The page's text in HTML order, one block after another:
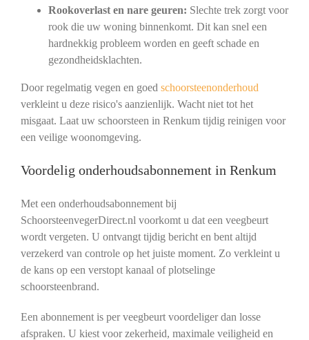
Rookoverlast en nare geuren: Slechte trek zorgt voor
rook die uw woning binnenkomt. Dit kan snel een
hardnekkig probleem worden en geeft schade en
gezondheidsklachten.
Door regelmatig vegen en goed schoorsteenonderhoud
verkleint u deze risico's aanzienlijk. Wacht niet tot het
misgaat. Laat uw schoorsteen in Renkum tijdig reinigen voor
een veilige woonomgeving.
Voordelig onderhoudsabonnement in Renkum
Met een onderhoudsabonnement bij
SchoorsteenvegerDirect.nl voorkomt u dat een veegbeurt
wordt vergeten. U ontvangt tijdig bericht en bent altijd
verzekerd van controle op het juiste moment. Zo verkleint u
de kans op een verstopt kanaal of plotselinge
schoorsteenbrand.
Een abonnement is per veegbeurt voordeliger dan losse
afspraken. U kiest voor zekerheid, maximale veiligheid en